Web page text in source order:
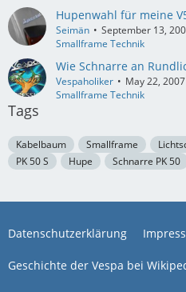
Hupenwahl für meine
Seimän
September 13,
Smallframe Technik
Wie Schnarre an
Vespaholiker
May 22,
Smallframe Technik
Tags
Kabelbaum Smallframe
PK 50 S
Hupe Schnarre PK 50
Datenschutzerklärung
Geschichte der Vespa bei